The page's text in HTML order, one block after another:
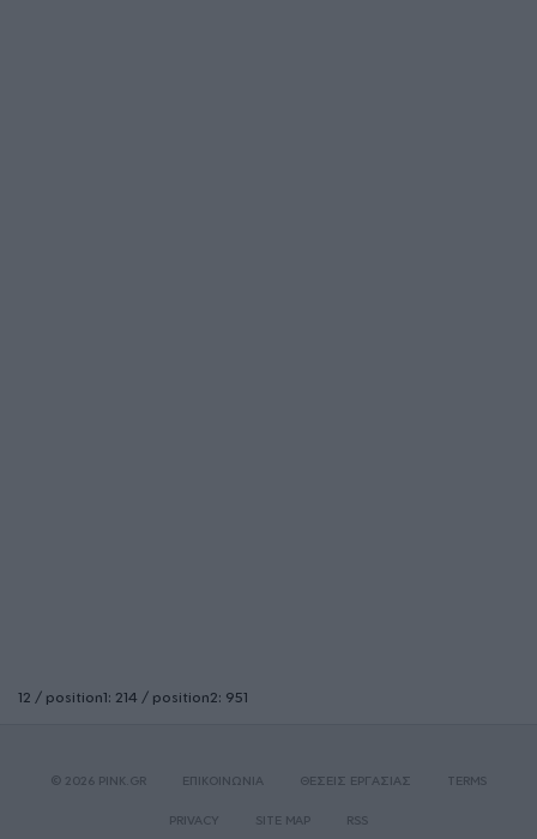
12 / position1: 214 / position2: 951
© 2026 PINK.GR ΕΠΙΚΟΙΝΩΝΙΑ ΘΕΣΕΙΣ ΕΡΓΑΣΙΑΣ TERMS
PRIVACY SITE MAP RSS